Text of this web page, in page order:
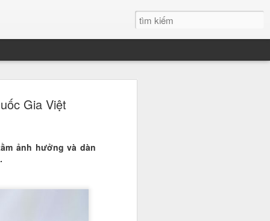
Gia Việt
ảnh hưởng và dàn
Xuân đăng quang
đẹp Sinh viên Việt
Nguyễn Thanh Xuân du học
Nam. Chiến thắng của cô
mà còn ở bản lĩnh và tư duy sắc